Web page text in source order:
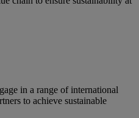
in a range of international
to achieve sustainable